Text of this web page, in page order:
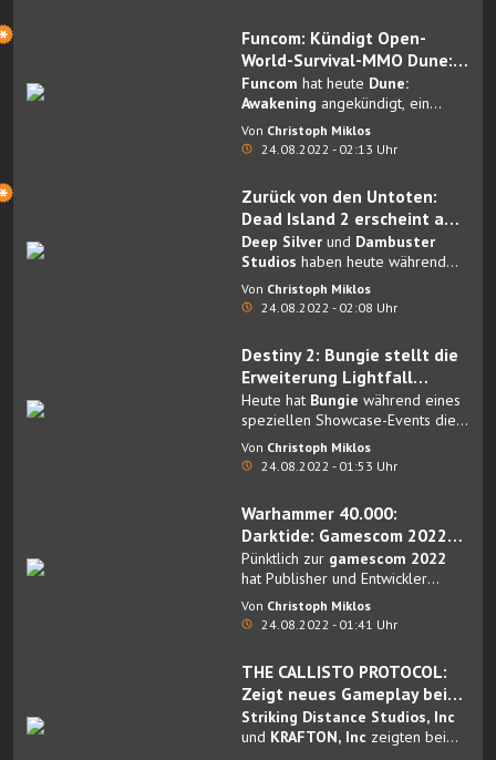
Funcom: Kündigt Open-
World-Survival-MMO Dune:
Awakening auf der
gamescom an
Funcom hat heute Dune:
Awakening angekündigt, ein
neues Open-World-Survival-MMO
für PC, PlayStation 5 und Xbox
Legendary Entertainment,
spielt auf Arrakis und ist inspiriert
von Frank Herberts Büchern sowie
dem Oscar-prämierten Film von
Denis Villeneuve.
Von Christoph Miklos
24.08.2022 - 02:13 Uhr
Zurück von den Untoten:
Dead Island 2 erscheint am
3. Februar 2023
Deep Silver und Dambuster
Studios haben heute während
des weltweiten Livestream-Events
„Opening Night Live” der
Von Christoph Miklos
24.08.2022 - 02:08 Uhr
Destiny 2: Bungie stellt die
Erweiterung Lightfall
während des Destiny 2-
Showcase-Events vor
Heute hat Bungie während eines
speziellen Showcase-Events die
ersten Details zu Destiny 2:
Lightfallbekannt gegeben, der
erscheint.
Von Christoph Miklos
24.08.2022 - 01:53 Uhr
Warhammer 40.000:
Darktide: Gamescom 2022
Trailer
Pünktlich zur gamescom 2022
hat Publisher und Entwickler
Fatshark einen neuen
Gameplay-Trailerzu
Von Christoph Miklos
24.08.2022 - 01:41 Uhr
THE CALLISTO PROTOCOL:
Zeigt neues Gameplay bei
der gamescom Opening
Night Live
Striking Distance Studios, Inc
und KRAFTON, Inc zeigten bei